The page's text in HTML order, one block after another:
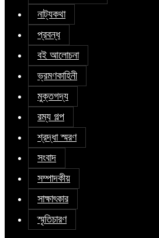
নাট্যকথা
প্রবন্ধ
বই আলোচনা
ভ্রমণকাহিনী
মুক্তগদ্য
রম্য গল্প
শ্রদ্ধা স্মরণ
সংবাদ
সম্পাদকীয়
সাক্ষাৎকার
স্মৃতিচারণ